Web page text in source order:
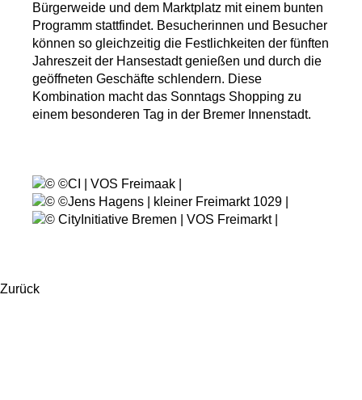
Bürgerweide und dem Marktplatz mit einem bunten
Programm stattfindet. Besucherinnen und Besucher
können so gleichzeitig die Festlichkeiten der fünften
Jahreszeit der Hansestadt genießen und durch die
geöffneten Geschäfte schlendern. Diese
Kombination macht das Sonntags Shopping zu
einem besonderen Tag in der Bremer Innenstadt.
Zurück